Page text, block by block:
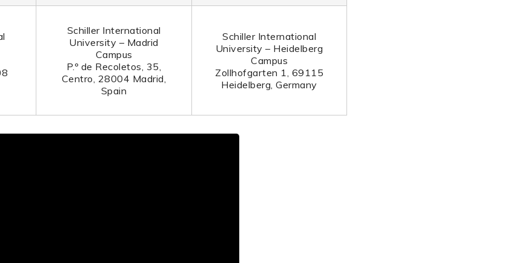
Schiller International
University – Madrid
Campus
P.º de Recoletos, 35,
Centro, 28004 Madrid,
Spain
Schiller International
University – Heidelberg
Campus
Zollhofgarten 1, 69115
Heidelberg, Germany